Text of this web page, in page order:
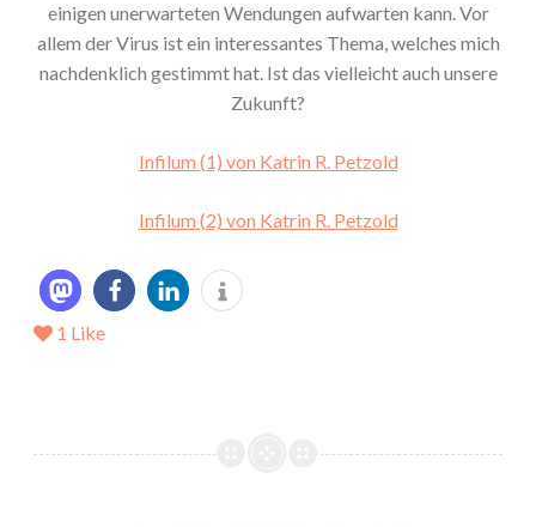
einigen unerwarteten Wendungen aufwarten kann. Vor
allem der Virus ist ein interessantes Thema, welches mich
nachdenklich gestimmt hat. Ist das vielleicht auch unsere
Zukunft?
Infilum (1) von Katrin R. Petzold
Infilum (2) von Katrin R. Petzold
1 Like